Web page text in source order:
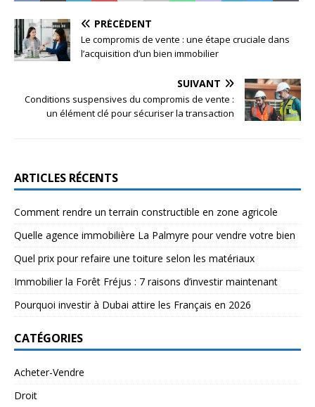
PRÉCÉDENT
Le compromis de vente : une étape cruciale dans
l’acquisition d’un bien immobilier
SUIVANT
Conditions suspensives du compromis de vente :
un élément clé pour sécuriser la transaction
ARTICLES RÉCENTS
Comment rendre un terrain constructible en zone agricole
Quelle agence immobilière La Palmyre pour vendre votre bien
Quel prix pour refaire une toiture selon les matériaux
Immobilier la Forêt Fréjus : 7 raisons d’investir maintenant
Pourquoi investir à Dubai attire les Français en 2026
CATÉGORIES
Acheter-Vendre
Droit